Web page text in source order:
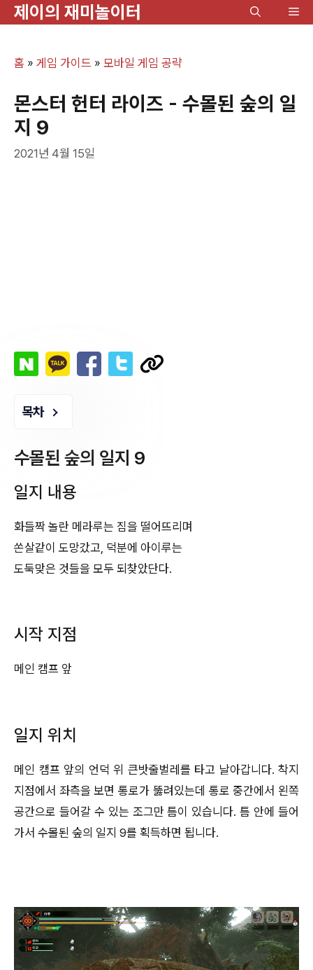
제이의 재미놀이터
메
홈 » 게임 가이드 » 모바일 게임 공략
몬스터 헌터 라이즈 - 수몰된 숲의 일
지 9
2021년 4월 15일
목차
수몰된 숲의 일지 9
일지 내용
화들짝 놀란 메라루는 짐을 떨어뜨리며
쏜살같이 도망갔고, 덕분에 아이루는
도둑맞은 것들을 모두 되찾았단다.
시작 지점
메인 캠프 앞
일지 위치
메인 캠프 앞의 언덕 위 큰밧줄벌레를 타고 날아갑니다. 착지
지점에서 좌측을 보면 통로가 뚫려있는데 통로 중간에서 왼쪽
공간으로 들어갈 수 있는 조그만 틈이 있습니다. 틈 안에 들어
가서 수몰된 숲의 일지 9를 획득하면 됩니다.